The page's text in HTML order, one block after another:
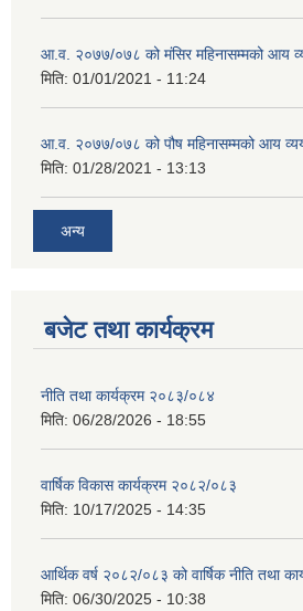
आ.व. २०७७/०७८ को मंसिर महिनासम्मको आय
मिति: 01/01/2021 - 11:24
आ.व. २०७७/०७८ को पौष महिनासम्मको आय
मिति: 01/28/2021 - 13:13
अन्य
बजेट तथा कार्यक्रम
नीति तथा कार्यक्रम २०८३/०८४
मिति: 06/28/2026 - 18:55
वार्षिक विकास कार्यक्रम २०८२/०८३
मिति: 10/17/2025 - 14:35
आर्थिक वर्ष २०८२/०८३ को वार्षिक नीति तथा
मिति: 06/30/2025 - 10:38